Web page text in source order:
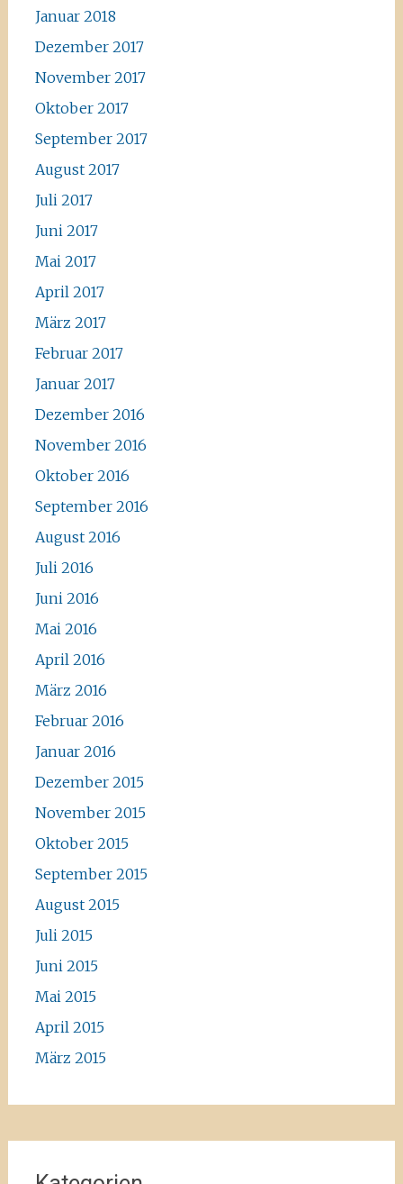
Januar 2018
Dezember 2017
November 2017
Oktober 2017
September 2017
August 2017
Juli 2017
Juni 2017
Mai 2017
April 2017
März 2017
Februar 2017
Januar 2017
Dezember 2016
November 2016
Oktober 2016
September 2016
August 2016
Juli 2016
Juni 2016
Mai 2016
April 2016
März 2016
Februar 2016
Januar 2016
Dezember 2015
November 2015
Oktober 2015
September 2015
August 2015
Juli 2015
Juni 2015
Mai 2015
April 2015
März 2015